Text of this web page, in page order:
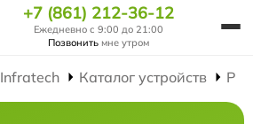
+7 (861) 212-36-12
Ежедневно с 9:00 до 21:00
Позвонить мне утром
Каталог устройств